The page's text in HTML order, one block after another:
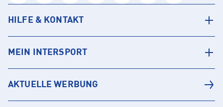
HILFE & KONTAKT
MEIN INTERSPORT
AKTUELLE WERBUNG